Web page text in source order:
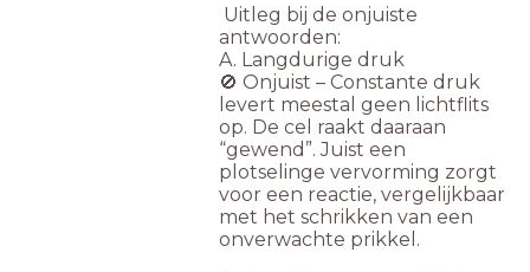
Uitleg bij de onjuiste
antwoorden:
A. Langdurige druk
🚫 Onjuist – Constante druk
levert meestal geen lichtflits
op. De cel raakt daaraan
“gewend”. Juist een
plotselinge vervorming zorgt
voor een reactie, vergelijkbaar
met het schrikken van een
onverwachte prikkel.